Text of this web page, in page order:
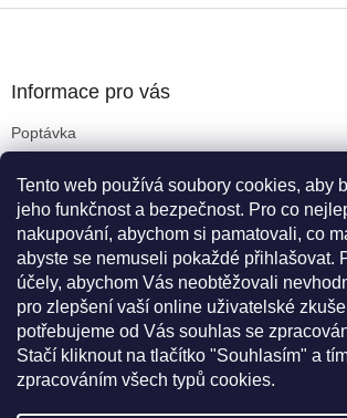
Tento web používá soubory cookies, aby
jeho funkčnost a bezpečnost. Pro co
nakupování, abychom si pamatovali, co
abyste se nemuseli pokaždé přihlašovat.
účely, abychom Vás neobtěžovali
pro zlepšení vaší online uživatelské
potřebujeme od Vás souhlas se
Stačí kliknout na tlačítko "Souhlasím" a
zpracováním všech typů cookies.
Informace pro vás
Poptávka
Podmínky ochrany osobních údajů
Reklamační řád
Kritéria pro výběr koleček
Doprava a platba
Cookies
Novinky